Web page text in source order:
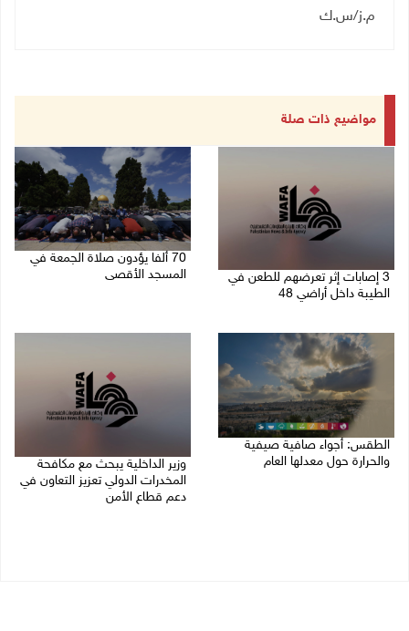
م.ز/س.ك
مواضيع ذات صلة
3 إصابات إثر تعرضهم للطعن في
الطيبة داخل أراضي 48
70 ألفا يؤدون صلاة الجمعة في
المسجد الأقصى
الطقس: أجواء صافية صيفية
والحرارة حول معدلها العام
وزير الداخلية يبحث مع مكافحة
المخدرات الدولي تعزيز التعاون في
دعم قطاع الأمن